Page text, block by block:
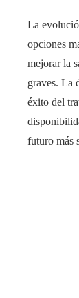
La
opciones
mejorar la
graves. La
éxito del
futuro más